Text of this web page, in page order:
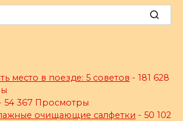
место в поезде: 5 советов - 181 628
54 367 Просмотры
очищающие салфетки - 50 102